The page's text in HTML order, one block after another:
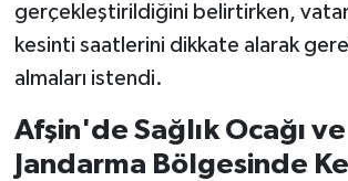
gerçekleştirildiğini belirtirken,
kesinti saatlerini dikkate alarak
almaları istendi.
Afşin'de Sağlık Ocağı ve
Jandarma Bölgesinde